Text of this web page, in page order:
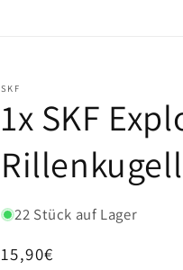
SKF
1x SKF
22 Stück auf Lager
Normaler
15,90€